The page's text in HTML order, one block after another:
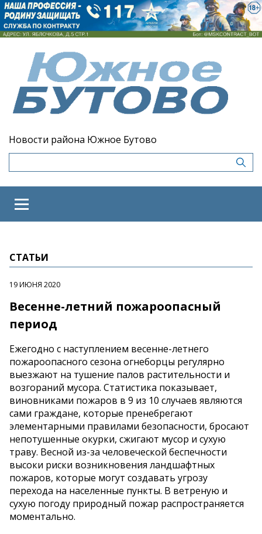
Новости района Южное Бутово
СТАТЬИ
19 ИЮНЯ 2020
Весенне-летний пожароопасный
период
Ежегодно с наступлением весенне-летнего
пожароопасного сезона огнеборцы регулярно
выезжают на тушение палов растительности и
возгораний мусора. Статистика показывает,
виновниками пожаров в 9 из 10 случаев являются
сами граждане, которые пренебрегают
элементарными правилами безопасности, бросают
непотушенные окурки, сжигают мусор и сухую
траву. Весной из-за человеческой беспечности
высоки риски возникновения ландшафтных
пожаров, которые могут создавать угрозу
перехода на населенные пункты. В ветреную и
сухую погоду природный пожар распространяется
моментально.